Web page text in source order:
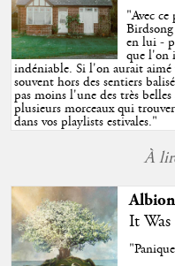
"Avec
en lui -
que l'on
indéniable. Si l'on aurait
souvent hors des sentiers
pas moins l'une des très
plusieurs morceaux qui
dans vos playlists estivales."
À
Albion
It